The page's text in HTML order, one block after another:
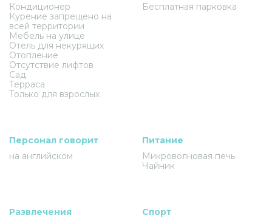
Кондиционер
Курение запрещено на
всей территории
Мебель на улице
Отель для некурящих
Отопление
Отсутствие лифтов
Сад
Терраса
Только для взрослых
Бесплатная парковка
Персонал говорит
на английском
Питание
Микроволновая печь
Чайник
Развлечения
Спорт